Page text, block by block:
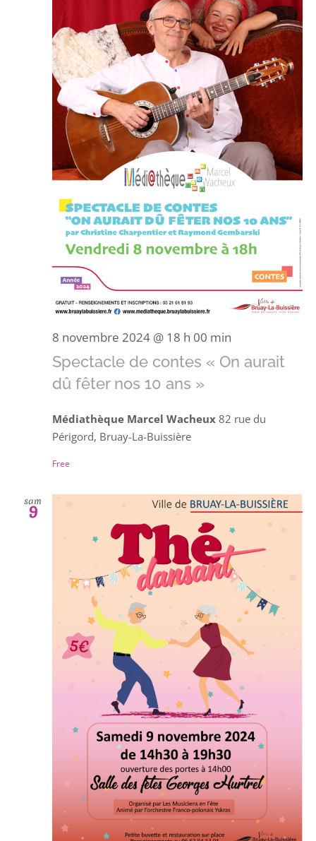
8 novembre 2024 @ 18 h 00 min
Spectacle de contes « On aurait
dû fêter nos 10 ans »
Médiathèque Marcel Wacheux 82 rue du
Périgord, Bruay-La-Buissière
Free
sam
9